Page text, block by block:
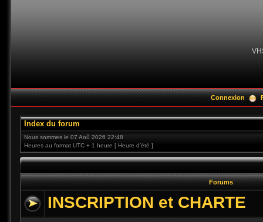
Connexion
Index du forum
Nous sommes le 07 Aoû 2026 22:48
Heures au format UTC + 1 heure [ Heure d’été ]
Forums
INSCRIPTION et CHARTE